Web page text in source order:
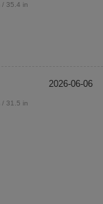
/ 35.4 in
2026-06-06
/ 31.5 in